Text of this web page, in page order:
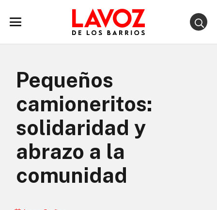
Pequeños
camioneritos:
solidaridad y
abrazo a la
comunidad